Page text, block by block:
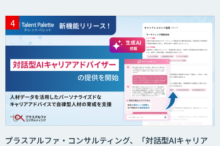
サテライトAI
音声・画像・動画データセット販売・収
法人向けAIドライブレコーダー「ナウ
プラスアルファ・コンサルティング、「対話型AIキャリア